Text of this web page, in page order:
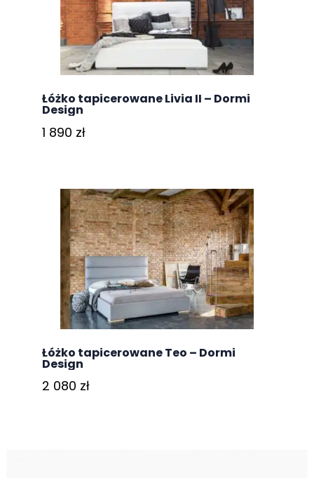
Łóżko tapicerowane Livia II – Dormi
Design
1 890 zł
Łóżko tapicerowane Teo – Dormi
Design
2 080 zł